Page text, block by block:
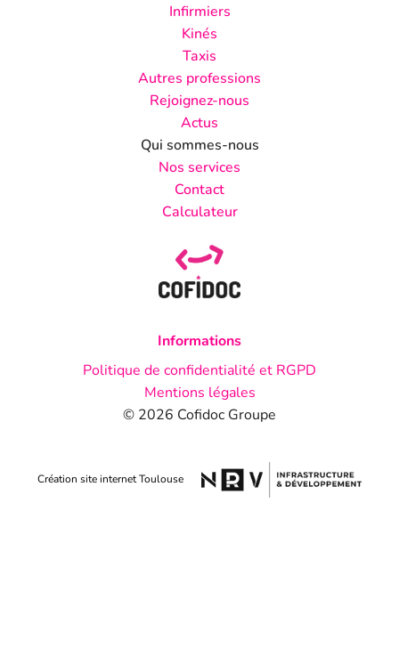
Infirmiers
Kinés
Taxis
Autres professions
Rejoignez-nous
Actus
Qui sommes-nous
Nos services
Contact
Calculateur
Informations
Politique de confidentialité et RGPD
Mentions légales
© 2026 Cofidoc Groupe
Création site internet Toulouse